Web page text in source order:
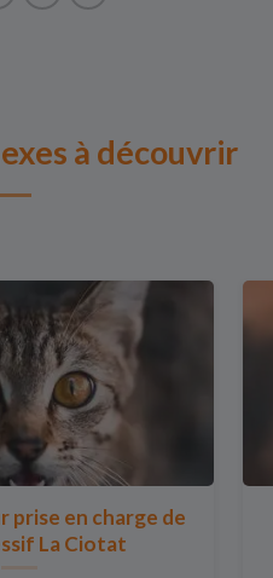
à découvrir
prise en charge de
La Ciotat